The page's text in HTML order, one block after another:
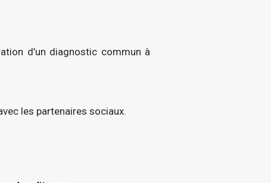
d’un diagnostic commun à
les partenaires sociaux.